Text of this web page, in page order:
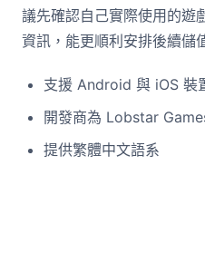
議先確認自己實際使用的遊
資訊，能更順利安排後續儲
支援 Android 與 iOS 裝
開發商為 Lobstar
提供繁體中文語系